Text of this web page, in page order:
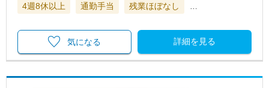
4週8休以上
通勤手当 残業ほぼなし
詳細を見る
気になる